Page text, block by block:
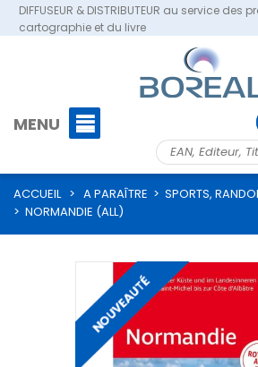
DIFFUSEUR & DISTRIBUTEUR au service des
cartographie et du livre
MENU
ACCUEIL > A PARAÎTRE > SPORTS,
> NORMANDIE (ALL)